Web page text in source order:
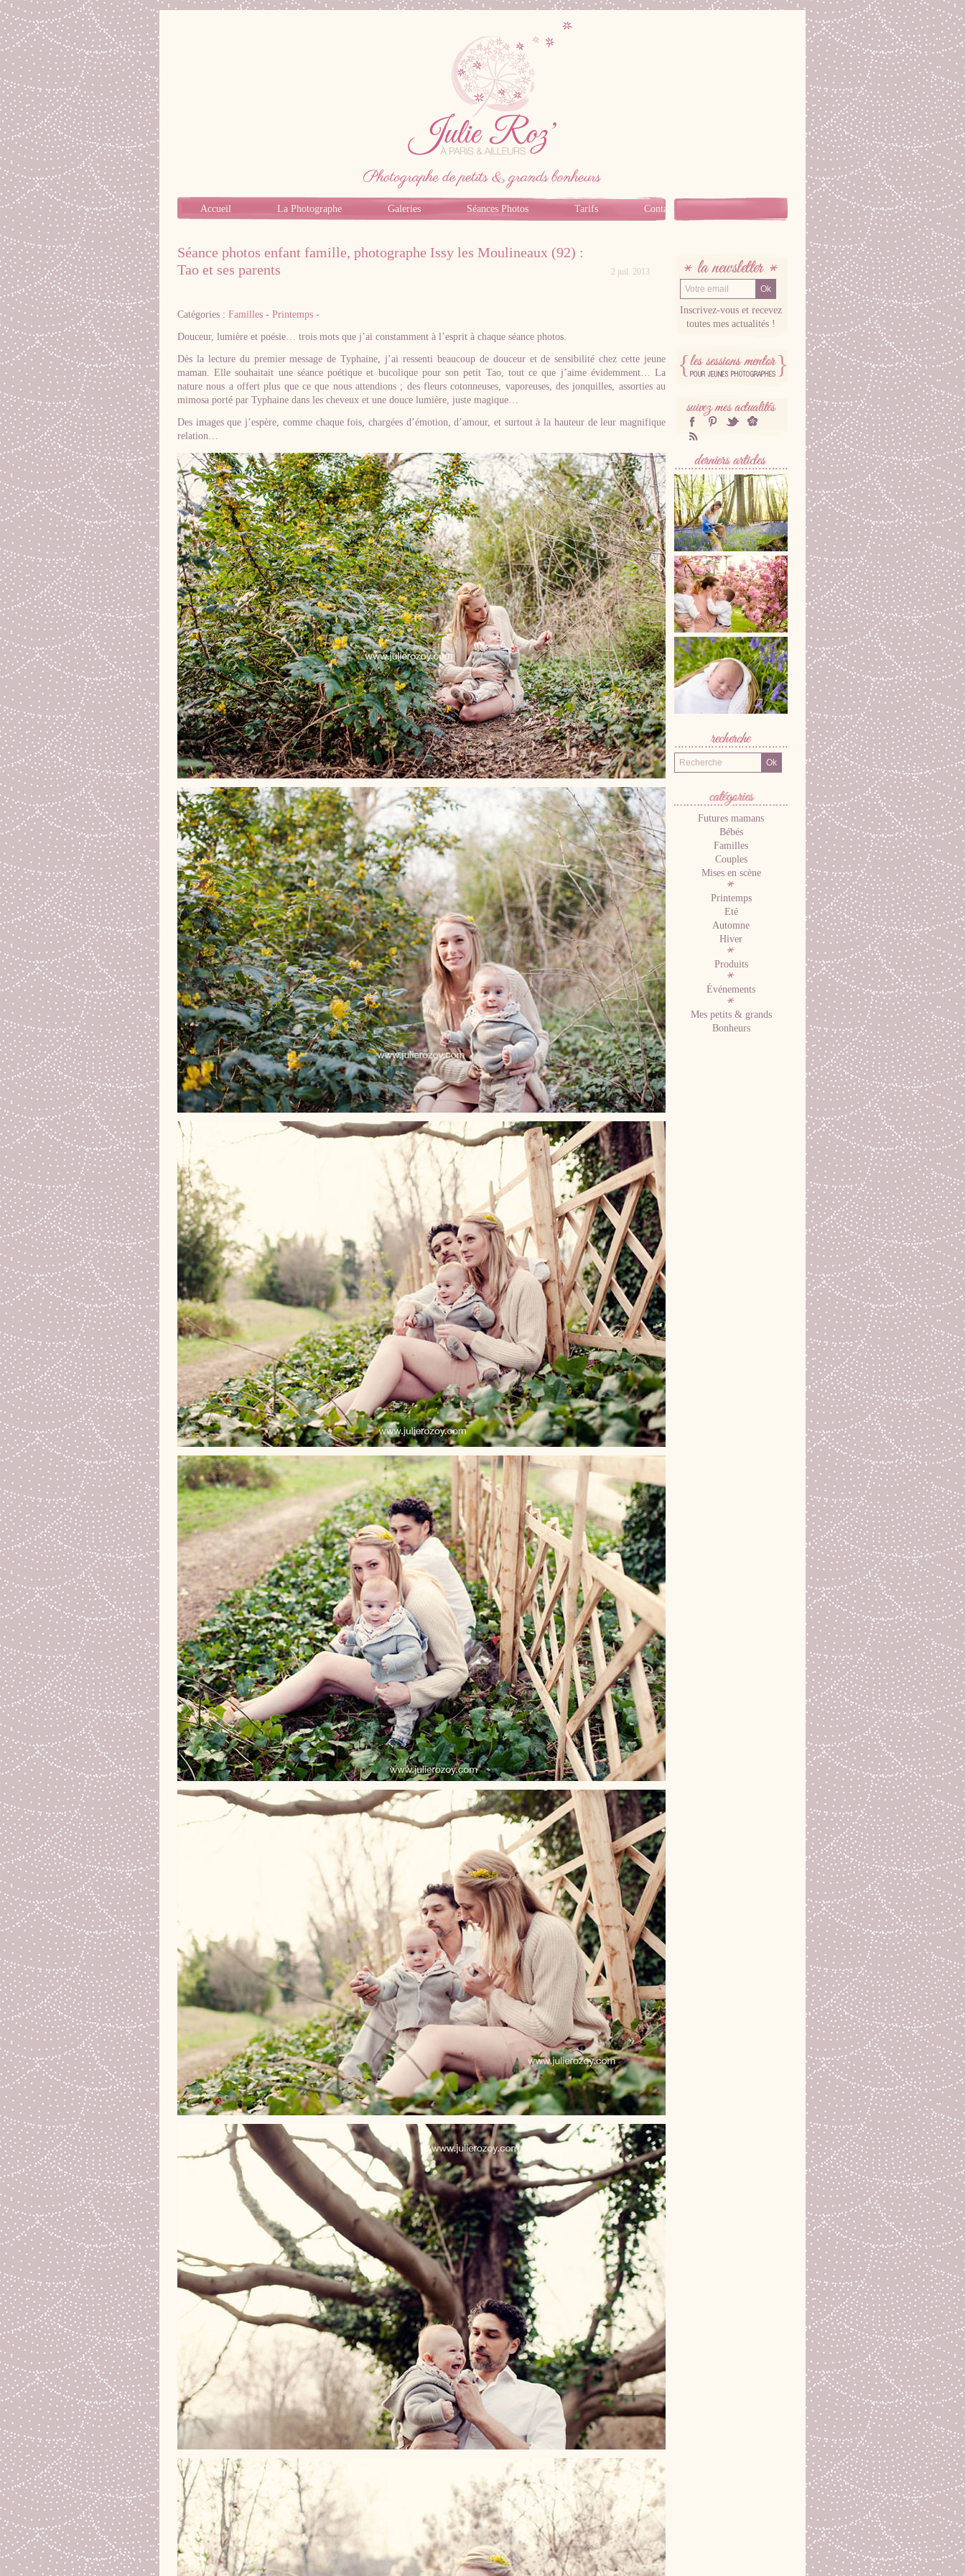
Accueil La Photographe Galeries Séances Photos Tarifs Contact
Séance photos enfant famille, photographe Issy les Moulineaux (92) :
Tao et ses parents
2 juil. 2013
Catégories : Familles - Printemps -
Douceur, lumière et poésie… trois mots que j’ai constamment à l’esprit à chaque séance photos.
Dès la lecture du premier message de Typhaine, j’ai ressenti beaucoup de douceur et de sensibilité chez cette jeune
maman. Elle souhaitait une séance poétique et bucolique pour son petit Tao, tout ce que j’aime évidemment… La
nature nous a offert plus que ce que nous attendions ; des fleurs cotonneuses, vaporeuses, des jonquilles, assorties au
mimosa porté par Typhaine dans les cheveux et une douce lumière, juste magique…
Des images que j’espère, comme chaque fois, chargées d’émotion, d’amour, et surtout à la hauteur de leur magnifique
relation…
LA NEWSLETTER
Inscrivez-vous et recevez
toutes mes actualités !
POUR
PHOTOGRAPHES
SUIVEZ MES
ACTUALITÉS
facebook
RSS
DERNIÈRES SÉANCES
Recherche
CATÉGORIES
Futures mamans
Bébés
Familles
Couples
Mises en scène
Printemps
Eté
Automne
Hiver
Produits
Événements
Mes petits & grands
Bonheurs